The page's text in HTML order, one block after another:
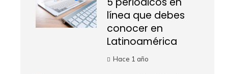
línea que debes
conocer en
Latinoamérica
Hace 1 año